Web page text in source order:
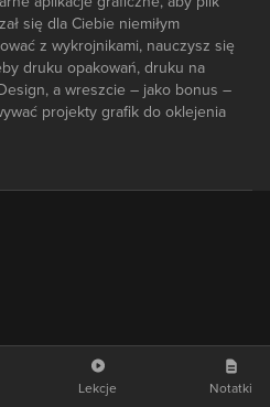
się dla Ciebie niemiłym
z wykrojnikami, nauczysz się
druku opakowań, druku na
a wreszcie – jako bonus –
projekty grafik do oklejenia
Lekcje Notatki